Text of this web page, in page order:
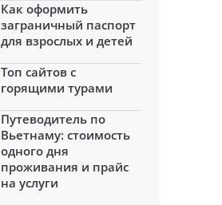
Как оформить
заграничный паспорт
для взрослых и детей
Топ сайтов с
горящими турами
Путеводитель по
Вьетнаму: стоимость
одного дня
проживания и прайс
на услуги